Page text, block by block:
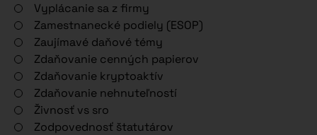
Vyplácanie sa z firmy
Zamestnanecké podiely (ESOP)
Zaujímavé daňové témy
Zdaňovanie cenných papierov
Zdaňovanie kryptoaktív
Zdaňovanie nehnuteľností
Živnosť vs sro
Zodpovednosť štatutárov